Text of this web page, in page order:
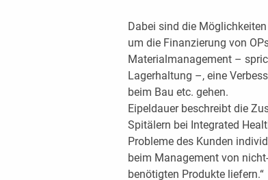
Dabei sind die
um die Finanzierung von
Materialmanagement –
Lagerhaltung –, eine
beim Bau etc. gehen.
Eipeldauer beschreibt die
Spitälern bei Integrated
Probleme des Kunden
beim Management von
benötigten Produkte liefern.“